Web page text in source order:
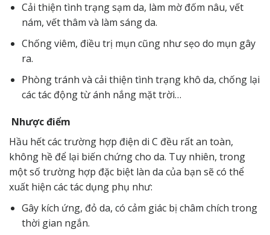
Cải thiện tình trạng sạm da, làm mờ đốm nâu, vết
nám, vết thâm và làm sáng da.
Chống viêm, điều trị mụn cũng như sẹo do mụn gây
ra.
Phòng tránh và cải thiện tình trạng khô da, chống lại
các tác động từ ánh nắng mặt trời…
Nhược điểm
Hầu hết các trường hợp điện di C đều rất an toàn,
không hề để lại biến chứng cho da. Tuy nhiên, trong
một số trường hợp đặc biệt làn da của bạn sẽ có thể
xuất hiện các tác dụng phụ như:
Gây kích ứng, đỏ da, có cảm giác bị châm chích trong
thời gian ngắn.